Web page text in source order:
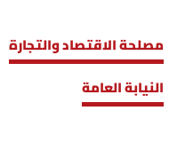
مصلحة الاقتصاد والتجارة
النيابة العامة